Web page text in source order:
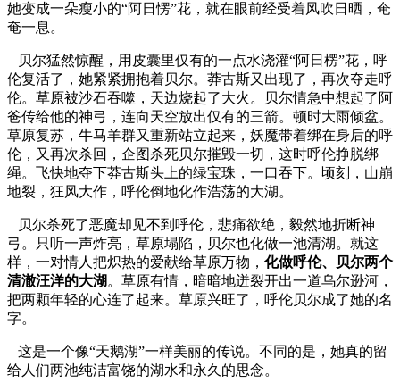
她变成一朵瘦小的“阿日愣”花，就在眼前经受着风吹日晒，奄
奄一息。
贝尔猛然惊醒，用皮囊里仅有的一点水浇灌“阿日楞”花，呼
伦复活了，她紧紧拥抱着贝尔。莽古斯又出现了，再次夺走呼
伦。草原被沙石吞噬，天边烧起了大火。贝尔情急中想起了阿
爸传给他的神弓，连向天空放出仅有的三箭。顿时大雨倾盆。
草原复苏，牛马羊群又重新站立起来，妖魔带着绑在身后的呼
伦，又再次杀回，企图杀死贝尔摧毁一切，这时呼伦挣脱绑
绳。飞快地夺下莽古斯头上的绿宝珠，一口吞下。顷刻，山崩
地裂，狂风大作，呼伦倒地化作浩荡的大湖。
贝尔杀死了恶魔却见不到呼伦，悲痛欲绝，毅然地折断神
弓。只听一声炸亮，草原塌陷，贝尔也化做一池清湖。就这
样，一对情人把炽热的爱献给草原万物， 化做呼伦、贝尔两个
清澈汪洋的大湖 。草原有情，暗暗地迸裂开出一道乌尔逊河，
把两颗年轻的心连了起来。草原兴旺了，呼伦贝尔成了她的名
字。
这是一个像“天鹅湖”一样美丽的传说。不同的是，她真的留
给人们两池纯洁富饶的湖水和永久的思念。